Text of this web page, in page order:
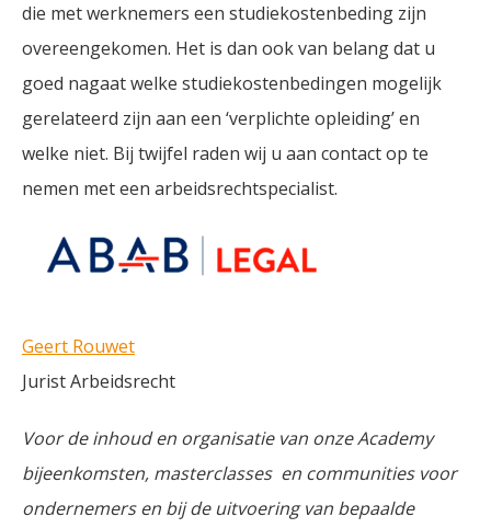
die met werknemers een studiekostenbeding zijn
overeengekomen. Het is dan ook van belang dat u
goed nagaat welke studiekostenbedingen mogelijk
gerelateerd zijn aan een ‘verplichte opleiding’ en
welke niet. Bij twijfel raden wij u aan contact op te
nemen met een arbeidsrechtspecialist.
Geert Rouwet
Jurist Arbeidsrecht
Voor de inhoud en organisatie van onze Academy
bijeenkomsten, masterclasses en communities voor
ondernemers en bij de uitvoering van bepaalde